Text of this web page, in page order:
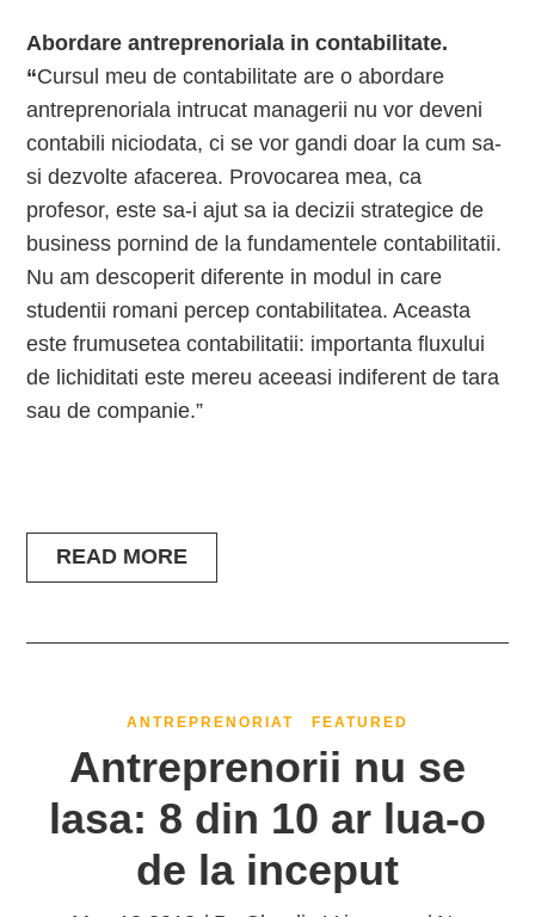
Abordare antreprenoriala in contabilitate.
“Cursul meu de contabilitate are o abordare
antreprenoriala intrucat managerii nu vor deveni
contabili niciodata, ci se vor gandi doar la cum sa-
si dezvolte afacerea. Provocarea mea, ca
profesor, este sa-i ajut sa ia decizii strategice de
business pornind de la fundamentele contabilitatii.
Nu am descoperit diferente in modul in care
studentii romani percep contabilitatea. Aceasta
este frumusetea contabilitatii: importanta fluxului
de lichiditati este mereu aceeasi indiferent de tara
sau de companie.”
READ MORE
ANTREPRENORIAT FEATURED
Antreprenorii nu se
lasa: 8 din 10 ar lua-o
de la inceput